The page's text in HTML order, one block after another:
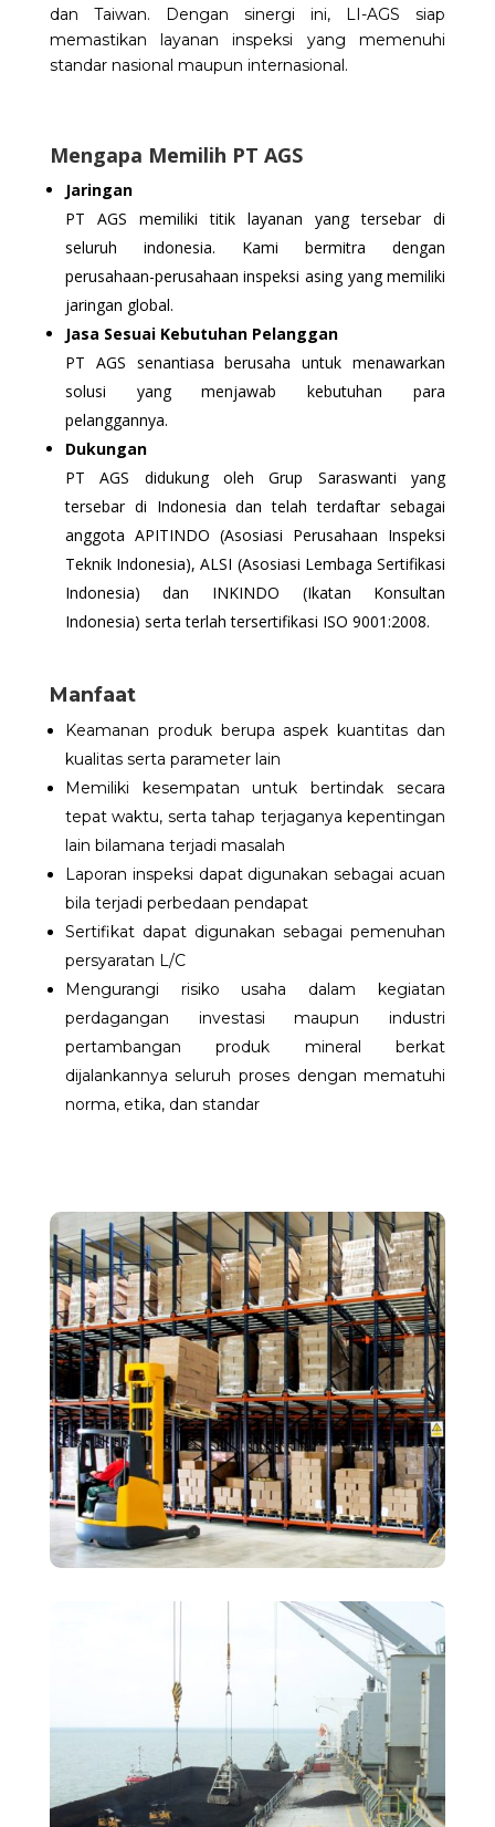
dan Taiwan. Dengan sinergi ini, LI-AGS siap
memastikan layanan inspeksi yang memenuhi
standar nasional maupun internasional.
Mengapa Memilih PT AGS
Jaringan
PT AGS memiliki titik layanan yang tersebar di
seluruh indonesia. Kami bermitra dengan
perusahaan-perusahaan inspeksi asing yang memiliki
jaringan global.
Jasa Sesuai Kebutuhan Pelanggan
PT AGS senantiasa berusaha untuk menawarkan
solusi yang menjawab kebutuhan para
pelanggannya.
Dukungan
PT AGS didukung oleh Grup Saraswanti yang
tersebar di Indonesia dan telah terdaftar sebagai
anggota APITINDO (Asosiasi Perusahaan Inspeksi
Teknik Indonesia), ALSI (Asosiasi Lembaga Sertifikasi
Indonesia) dan INKINDO (Ikatan Konsultan
Indonesia) serta terlah tersertifikasi ISO 9001:2008.
Manfaat
Keamanan produk berupa aspek kuantitas dan
kualitas serta parameter lain
Memiliki kesempatan untuk bertindak secara
tepat waktu, serta tahap terjaganya kepentingan
lain bilamana terjadi masalah
Laporan inspeksi dapat digunakan sebagai acuan
bila terjadi perbedaan pendapat
Sertifikat dapat digunakan sebagai pemenuhan
persyaratan L/C
Mengurangi risiko usaha dalam kegiatan
perdagangan investasi maupun industri
pertambangan produk mineral berkat
dijalankannya seluruh proses dengan mematuhi
norma, etika, dan standar